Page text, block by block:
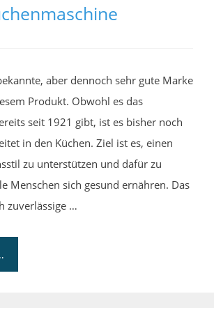
aber dennoch sehr gute Marke
Produkt. Obwohl es das
seit 1921 gibt, ist es bisher noch
in den Küchen. Ziel ist es, einen
zu unterstützen und dafür zu
Menschen sich gesund ernähren. Das
zuverlässige …